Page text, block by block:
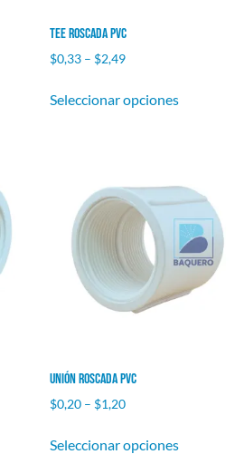
Tee Roscada PVC
$0,33– $2,49
Seleccionar opciones
Unión Roscada PVC
$0,20– $1,20
Seleccionar opciones